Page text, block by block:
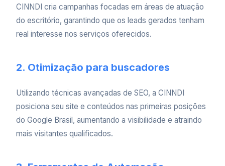
CINNDI cria campanhas focadas em áreas de atuação
do escritório, garantindo que os leads gerados tenham
real interesse nos serviços oferecidos.
2. Otimização para buscadores
Utilizando técnicas avançadas de SEO, a CINNDI
posiciona seu site e conteúdos nas primeiras posições
do Google Brasil, aumentando a visibilidade e atraindo
mais visitantes qualificados.